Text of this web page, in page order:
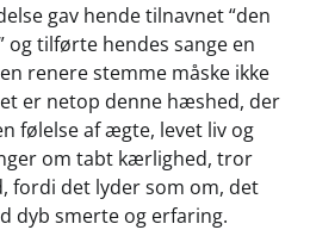
gav hende tilnavnet “den
og tilførte hendes sange en
renere stemme måske ikke
er netop denne hæshed, der
følelse af ægte, levet liv og
om tabt kærlighed, tror
fordi det lyder som om, det
dyb smerte og erfaring.